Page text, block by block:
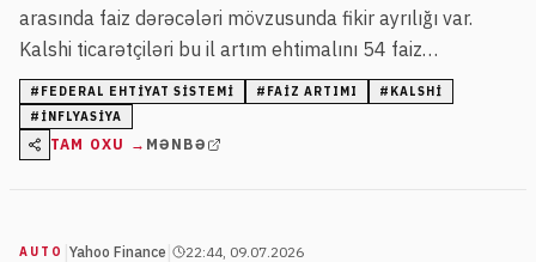
arasında faiz dərəcələri mövzusunda fikir ayrılığı var.
Kalshi ticarətçiləri bu il artım ehtimalını 54 faiz
səviyyəsində qiymətləndirir, 2028-ci il üçün isə bu rəqəm
80 faizə çatır.
# FEDERAL EHTIYAT SISTEMI # FAIZ ARTIMI # KALSHI
# INFLYASIYA
TAM OXU → MƏNBƏ
AUTO Yahoo Finance 22:44, 09.07.2026